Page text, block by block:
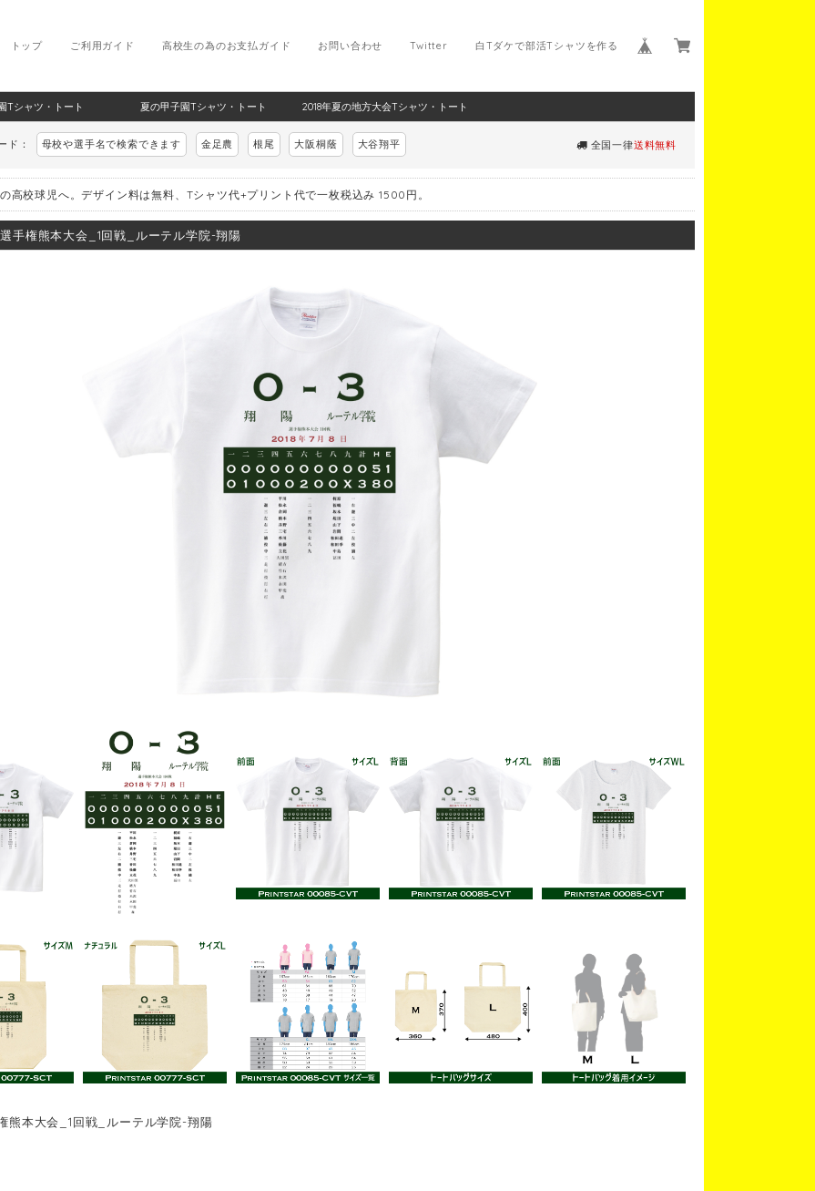
白Tダケで部活Tシャツを作る
Twitter
お問い合わせ
高校生の為のお支払ガイド
ご利用ガイド
トップ
Tシャツ・トート 夏の甲子園Tシャツ・トート 2018年夏の地方大会Tシャツ・トート
ド： 母校や選手名で検索できます 金足農 根尾 大阪桐蔭 大谷翔平 全国一律送料無料
高校球児へ。デザイン料は無料、Tシャツ代+プリント代で一枚税込み 1500円。
手権熊本大会_1回戦_ルーテル学院-翔陽
熊本大会_1回戦_ルーテル学院-翔陽